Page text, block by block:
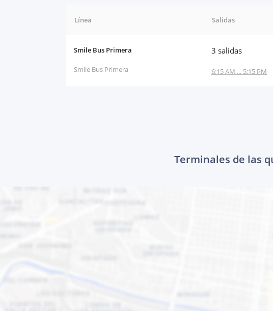
Línea Salidas
Smile Bus Primera
Smile Bus Primera
3 salidas
6:15 AM ... 5:15 PM
Terminales de las